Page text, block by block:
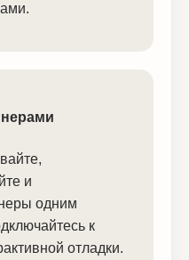
и
одним
к
отладки.